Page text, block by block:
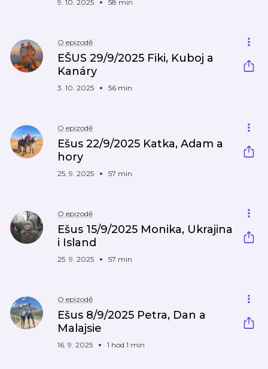
9. 10. 2025 58 min
O epizodě
EŠUS 29/9/2025 Fiki, Kuboj a
Kanáry
3. 10. 2025 56 min
O epizodě
Ešus 22/9/2025 Katka, Adam a
hory
25. 9. 2025 57 min
O epizodě
Ešus 15/9/2025 Monika, Ukrajina
i Island
25. 9. 2025 57 min
O epizodě
Ešus 8/9/2025 Petra, Dan a
Malajsie
16. 9. 2025 1 hod 1 min